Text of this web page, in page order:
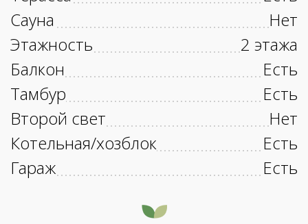
Сауна
Нет
Этажность
2 этажа
Балкон
Есть
Тамбур
Есть
Второй свет
Нет
Котельная/хозблок
Есть
Гараж
Есть